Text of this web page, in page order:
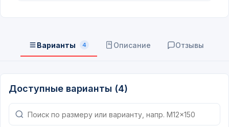
Варианты 4 Описание Отзывы
Доступные варианты (4)